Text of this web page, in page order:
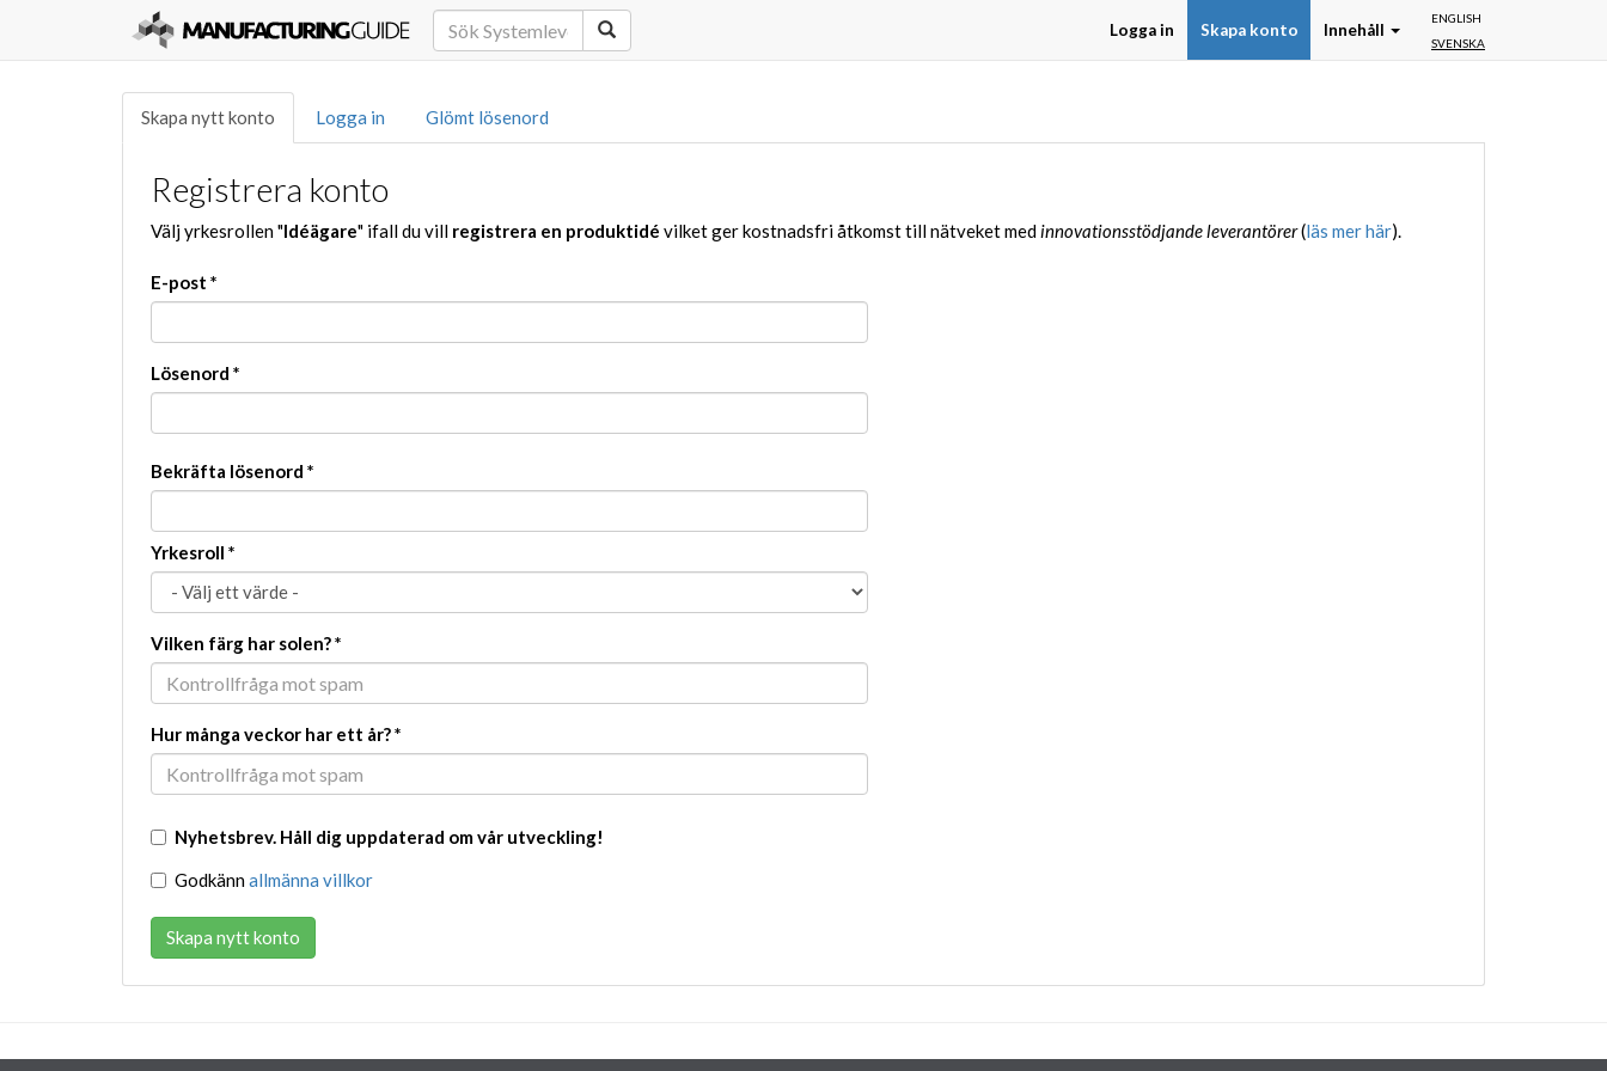
ENGLISH
SVENSKA
Logga in Skapa konto Innehåll
Skapa nytt konto Logga in Glömt lösenord
Registrera konto
Välj yrkesrollen "Idéägare" ifall du vill registrera en produktidé vilket ger kostnadsfri åtkomst till nätveket medinnovationsstödjande leverantörer(läs mer här).
E-post *
Lösenord *
Bekräfta lösenord *
Yrkesroll *
Vilken färg har solen?*
Hur många veckor har ett år?*
Nyhetsbrev. Håll dig uppdaterad om vår utveckling!
Godkännallmänna villkor
Skapa nytt konto